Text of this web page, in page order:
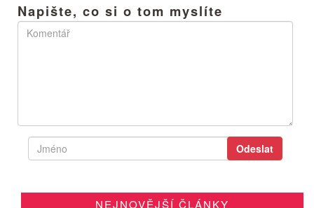
Napište, co si o tom myslíte
NEJNOVĚJŠÍ ČLÁNKY